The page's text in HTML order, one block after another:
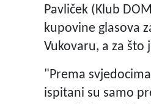
Pavliček (Klub
kupovine glasova
Vukovaru, a za što
"Prema
ispitani su samo